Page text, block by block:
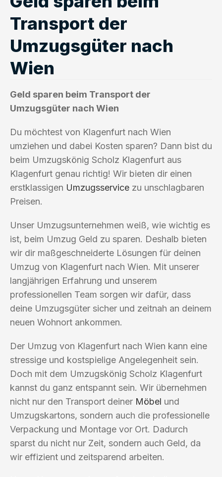
Transport der
Umzugsgüter nach
Wien
Geld sparen beim Transport der
Umzugsgüter nach Wien
Du möchtest von Klagenfurt nach Wien
umziehen und dabei Kosten sparen? Dann bist du
beim Umzugskönig Scholz Klagenfurt aus
Klagenfurt genau richtig! Wir bieten dir einen
erstklassigen Umzugsservice zu unschlagbaren
Preisen.
Unser Umzugsunternehmen weiß, wie wichtig es
ist, beim Umzug Geld zu sparen. Deshalb bieten
wir dir maßgeschneiderte Lösungen für deinen
Umzug von Klagenfurt nach Wien. Mit unserer
langjährigen Erfahrung und unserem
professionellen Team sorgen wir dafür, dass
deine Umzugsgüter sicher und zeitnah an deinem
neuen Wohnort ankommen.
Der Umzug von Klagenfurt nach Wien kann eine
stressige und kostspielige Angelegenheit sein.
Doch mit dem Umzugskönig Scholz Klagenfurt
kannst du ganz entspannt sein. Wir übernehmen
nicht nur den Transport deiner Möbel und
Umzugskartons, sondern auch die professionelle
Verpackung und Montage vor Ort. Dadurch
sparst du nicht nur Zeit, sondern auch Geld, da
wir effizient und zeitsparend arbeiten.